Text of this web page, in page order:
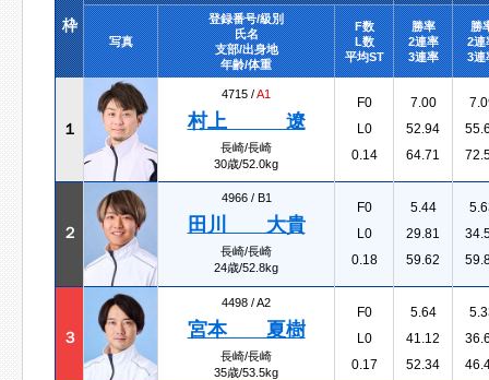
枠
写真
登録番号/級別
氏名
支部/出身地
年齢/体重
F数
L数
平均ST
勝率
2連率
3連率
勝
2連
3連
１
4715 /A1
村上 遼
長崎/長崎
30歳/52.0kg
F0
L0
0.14
7.00
52.94
64.71
２
4966 / B1
田川 大貴
長崎/長崎
24歳/52.8kg
F0
L0
0.18
5.44
29.81
59.62
３
4498 /A2
宮本 夏樹
長崎/長崎
35歳/53.5kg
F0
L0
0.17
5.64
41.12
52.34